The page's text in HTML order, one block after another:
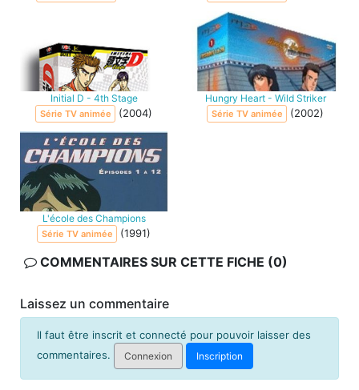
Initial D - 4th Stage
Série TV animée (2004)
Hungry Heart - Wild Striker
Série TV animée (2002)
L'école des Champions
Série TV animée (1991)
COMMENTAIRES SUR CETTE FICHE (0)
Laissez un commentaire
Il faut être inscrit et connecté pour pouvoir laisser des
commentaires.
Connexion Inscription